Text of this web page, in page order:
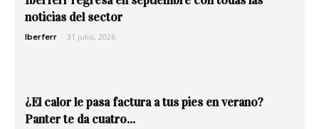
noticias del sector
Iberferr - 31 julio, 2026
¿El calor le pasa factura a tus pies en verano?
Panter te da cuatro...